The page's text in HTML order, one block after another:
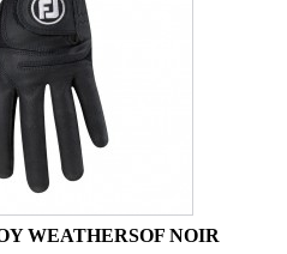
WEATHERSOF NOIR